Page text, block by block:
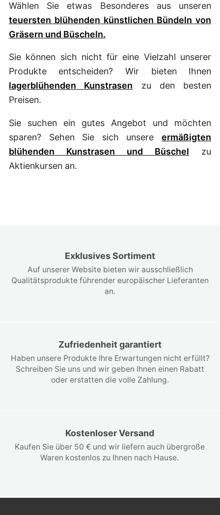
Exklusives Sortiment
Auf unserer Website bieten wir ausschließlich
Qualitätsprodukte führender europäischer Lieferanten
an.
Zufriedenheit garantiert
Haben unsere Produkte Ihre Erwartungen nicht erfüllt?
Schreiben Sie uns und wir geben Ihnen einen Rabatt
oder erstatten die volle Zahlung.
Kostenloser Versand
Kaufen Sie über 50 € und wir liefern auch übergroße
Waren kostenlos zu Ihnen nach Hause.
Wählen Sie etwas Besonderes aus unseren
teuersten blühenden künstlichen Bündeln von
Gräsern und Büscheln.
Sie können sich nicht für eine Vielzahl unserer
Produkte entscheiden? Wir bieten Ihnen
lagerblühenden Kunstrasen zu den besten
Preisen.
Sie suchen ein gutes Angebot und möchten
sparen? Sehen Sie sich unsereermäßigten
blühenden Kunstrasen und Büschel zu
Aktienkursen an.